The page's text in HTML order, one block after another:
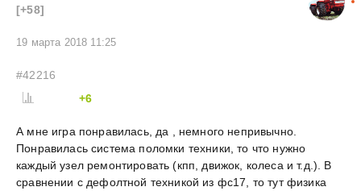
[+58]
19 марта 2018 11:25
#42216
+6
А мне игра понравилась, да , немного непривычно.
Понравилась система поломки техники, то что нужно
каждый узел ремонтировать (кпп, движок, колеса и т.д.). В
сравнении с дефолтной техникой из фс17, то тут физика